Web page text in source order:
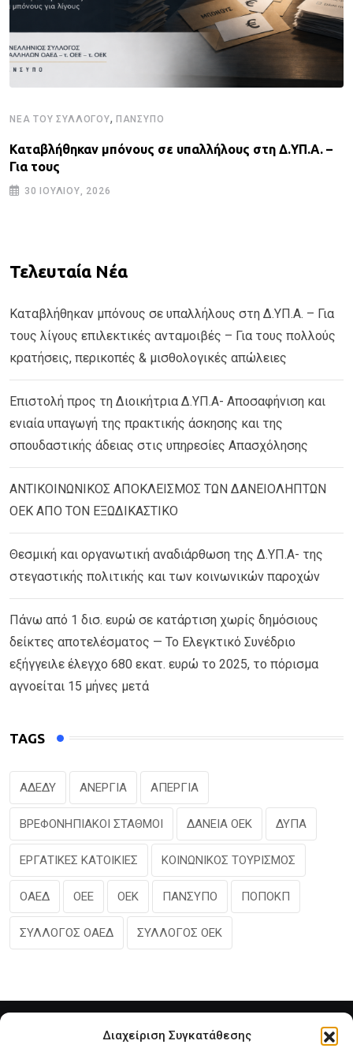
Διαχείριση Συγκατάθεσης
ΝΈΑ ΤΟΥ ΣΥΛΛΌΓΟΥ, ΠΑΝΣΥΠΟ
Καταβλήθηκαν μπόνους σε υπαλλήλους στη Δ.ΥΠ.Α. –
Για τους
30 ΙΟΥΛΊΟΥ, 2026
Τελευταία Νέα
Καταβλήθηκαν μπόνους σε υπαλλήλους στη Δ.ΥΠ.Α. – Για
τους λίγους επιλεκτικές ανταμοιβές – Για τους πολλούς
κρατήσεις, περικοπές & μισθολογικές απώλειες
Επιστολή προς τη Διοικήτρια Δ.ΥΠ.Α- Αποσαφήνιση και
ενιαία υπαγωγή της πρακτικής άσκησης και της
σπουδαστικής άδειας στις υπηρεσίες Απασχόλησης
ΑΝΤΙΚΟΙΝΩΝΙΚΟΣ ΑΠΟΚΛΕΙΣΜΟΣ ΤΩΝ ΔΑΝΕΙΟΛΗΠΤΩΝ
ΟΕΚ ΑΠΟ ΤΟΝ ΕΞΩΔΙΚΑΣΤΙΚΟ
Θεσμική και οργανωτική αναδιάρθωση της Δ.ΥΠ.Α- της
στεγαστικής πολιτικής και των κοινωνικών παροχών
Πάνω από 1 δισ. ευρώ σε κατάρτιση χωρίς δημόσιους
δείκτες αποτελέσματος — Το Ελεγκτικό Συνέδριο
εξήγγειλε έλεγχο 680 εκατ. ευρώ το 2025, το πόρισμα
αγνοείται 15 μήνες μετά
TAGS
ΑΔΕΔΥ ΑΝΕΡΓΙΑ ΑΠΕΡΓΙΑ
ΒΡΕΦΟΝΗΠΙΑΚΟΙ ΣΤΑΘΜΟΙ ΔΑΝΕΙΑ ΟΕΚ ΔΥΠΑ
ΕΡΓΑΤΙΚΕΣ ΚΑΤΟΙΚΙΕΣ ΚΟΙΝΩΝΙΚΟΣ ΤΟΥΡΙΣΜΟΣ
ΟΑΕΔ ΟΕΕ ΟΕΚ ΠΑΝΣΥΠΟ ΠΟΠΟΚΠ
ΣΥΛΛΟΓΟΣ ΟΑΕΔ ΣΥΛΛΟΓΟΣ ΟΕΚ